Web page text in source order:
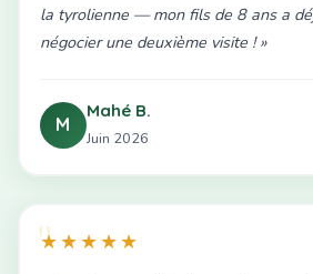
la tyrolienne — mon fils de 8 ans a
négocier une deuxième visite ! »
M
Mahé B.
Juin 2026
★★★★★